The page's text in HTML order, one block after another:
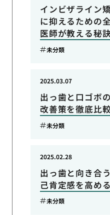
インビザライン
に抑えるための
医師が教える秘
未分類
出っ歯と口ゴボ
改善策を徹底比
2025.03.07
未分類
出っ歯と向き合
己肯定感を高め
2025.02.28
未分類